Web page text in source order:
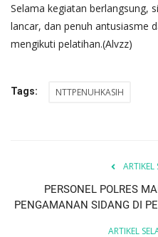
Selama kegiatan berlangsung,
lancar, dan penuh antusiasme
mengikuti pelatihan.(Alvzz)
Tags: NTTPENUHKASIH
ARTIKEL
PERSONEL POLRES
PENGAMANAN SIDANG DI
ARTIKEL